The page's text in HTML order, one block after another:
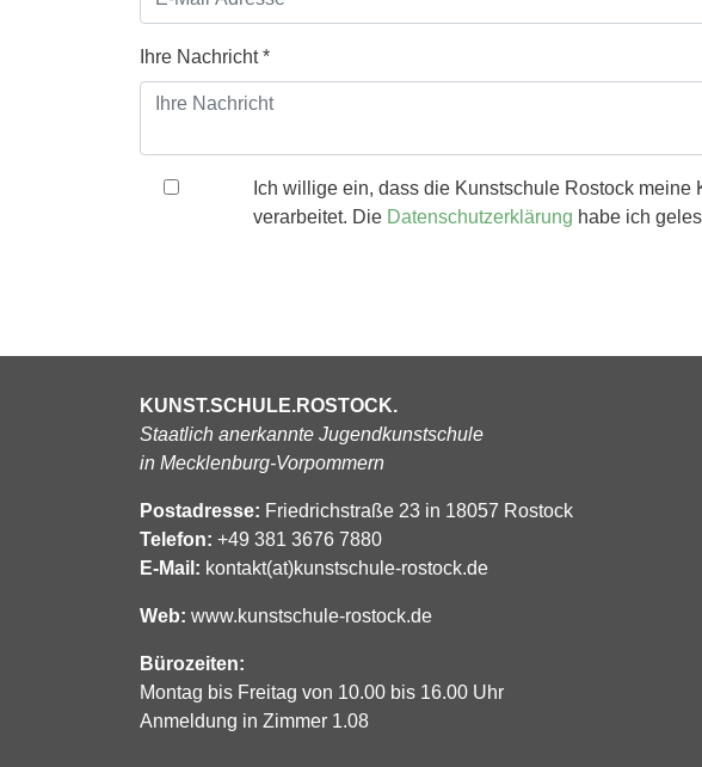
Ihre Nachricht*
Ich willige ein, dass die Kunstschule Rostock
verarbeitet. Die Datenschutzerklärung habe ich
KUNST.SCHULE.ROSTOCK.
Staatlich anerkannte Jugendkunstschule
in Mecklenburg-Vorpommern
Postadresse: Friedrichstraße 23 in 18057 Rostock
Telefon: +49 381 3676 7880
E-Mail: kontakt(at)kunstschule-rostock.de
Web: www.kunstschule-rostock.de
Bürozeiten:
Montag bis Freitag von 10.00 bis 16.00 Uhr
Anmeldung in Zimmer 1.08